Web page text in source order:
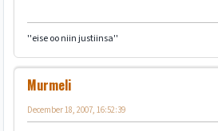
''eise oo niin justiinsa''
Murmeli
December 18, 2007, 16:52:39